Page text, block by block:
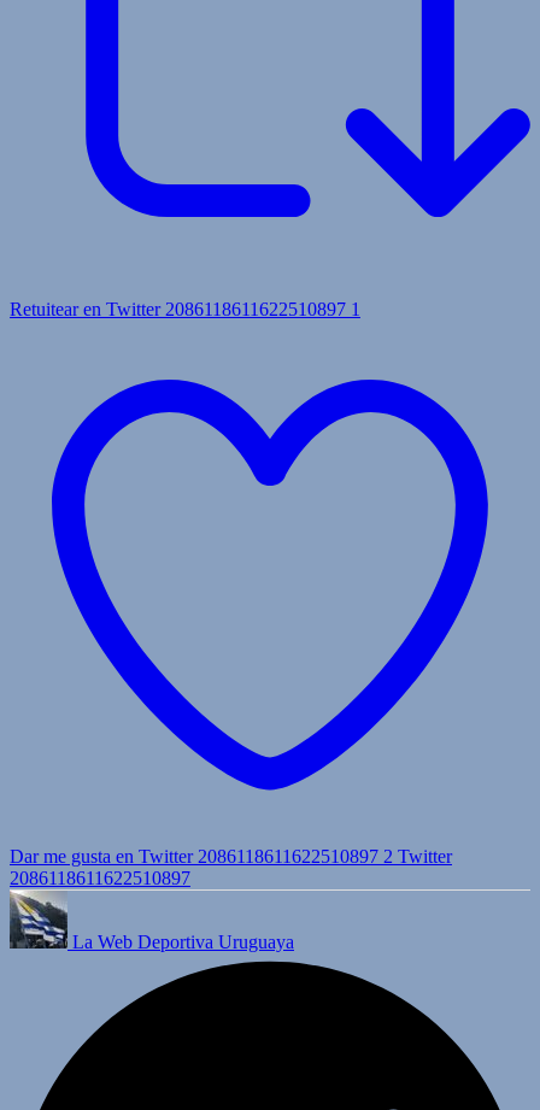
Retuitear en Twitter 2086118611622510897 1
Dar me gusta en Twitter 2086118611622510897 2 Twitter
2086118611622510897
La Web Deportiva Uruguaya